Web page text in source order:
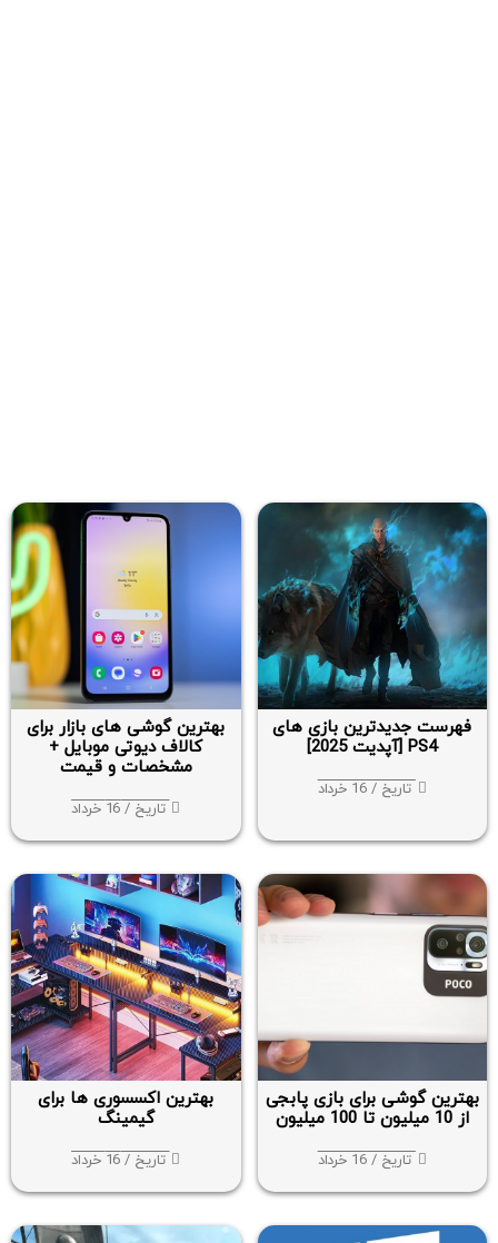
فهرست جدیدترین بازی های
PS4 [آپدیت 2025]
تاریخ / 16 خرداد
بهترین گوشی های بازار برای
کالاف دیوتی موبایل +
مشخصات و قیمت
تاریخ / 16 خرداد
بهترین گوشی برای بازی پابجی
از 10 میلیون تا 100 میلیون
تاریخ / 16 خرداد
بهترین اکسسوری ها برای
گیمینگ
تاریخ / 16 خرداد